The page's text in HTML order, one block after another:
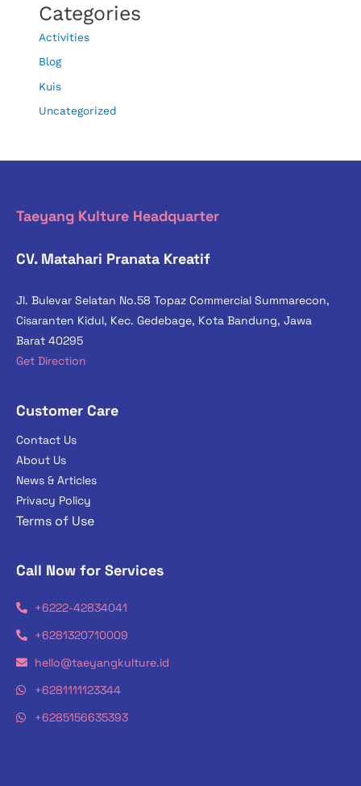
Categories
Activities
Blog
Kuis
Uncategorized
Taeyang Kulture Headquarter
CV. Matahari Pranata Kreatif
Jl. Bulevar Selatan No.58 Topaz Commercial Summarecon,
Cisaranten Kidul, Kec. Gedebage, Kota Bandung, Jawa
Barat 40295
Get Direction
Customer Care
Contact Us
About Us
News & Articles
Privacy Policy
Terms of Use
Call Now for Services
+6222-42834041
+6281320710009
hello@taeyangkulture.id
+6281111123344
+6285156635393